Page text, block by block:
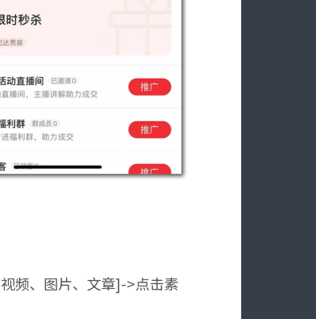
频、图片、文章]->点击素